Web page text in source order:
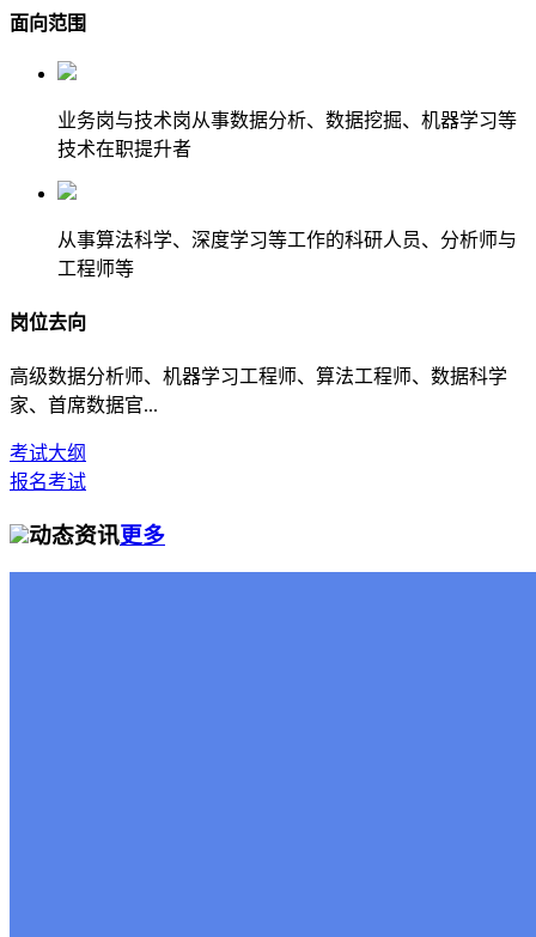
面向范围
业务岗与技术岗从事数据分析、数据挖掘、机器学习等
技术在职提升者
从事算法科学、深度学习等工作的科研人员、分析师与
工程师等
岗位去向
高级数据分析师、机器学习工程师、算法工程师、数据科学
家、首席数据官...
考试大纲
报名考试
动态资讯更多